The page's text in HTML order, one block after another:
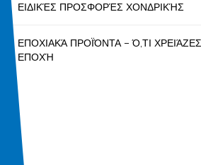
ΕΙΔΙΚΈΣ ΠΡΟΣΦΟΡΈΣ ΧΟΝΔΡΙΚΉΣ
ΕΠΟΧΙΑΚΆ ΠΡΟΪΌΝΤΑ – Ό,ΤΙ
ΕΠΟΧΉ